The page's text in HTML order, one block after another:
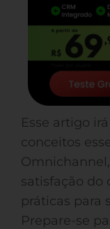
Esse artigo
conceitos
satisfação do
práticas para
Prepare-se